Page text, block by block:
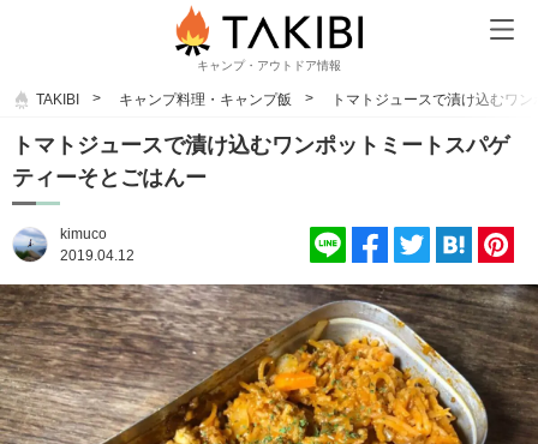
キャンプ・アウトドア情報
TAKIBI キャンプ料理・キャンプ飯 トマトジュースで漬け込むワ
トマトジュースで漬け込むワンポットミートスパゲ
ティーそとごはんー
kimuco
2019.04.12